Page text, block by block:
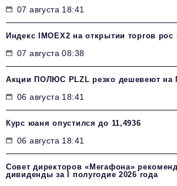
07 августа 18:41
Индекс IMOEX2 на открытии торгов рос
07 августа 08:38
Акции ПОЛЮС PLZL резко дешевеют на
06 августа 18:41
Курс юаня опустился до 11,4936
06 августа 18:41
Совет директоров «Мегафона»
дивиденды за I полугодие 2026 года